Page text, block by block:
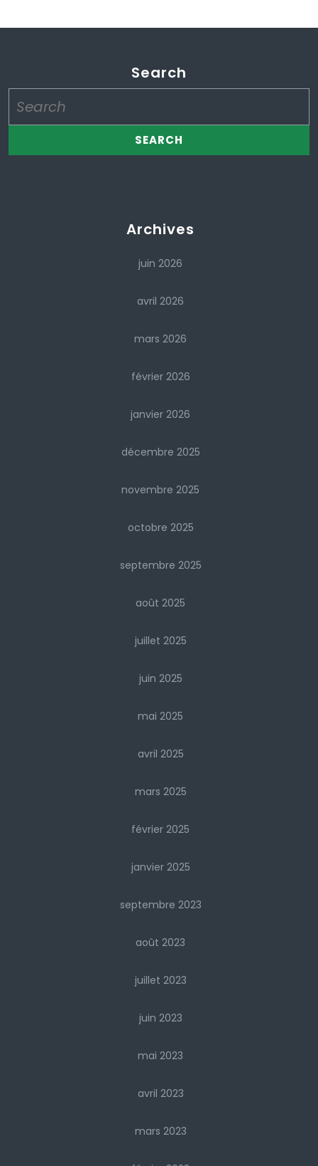
Search
for:
Archives
juin 2026
avril 2026
mars 2026
février 2026
janvier 2026
décembre 2025
novembre 2025
octobre 2025
septembre 2025
août 2025
juillet 2025
juin 2025
mai 2025
avril 2025
mars 2025
février 2025
janvier 2025
septembre 2023
août 2023
juillet 2023
juin 2023
mai 2023
avril 2023
mars 2023